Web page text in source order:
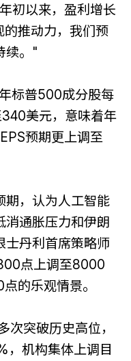
初以来，盈利增长
推动力，我们预
续。"
标普500成分股每
美元，意味着年
预期更上调至
期，认为人工智能
消通胀压力和伊朗
士丹利首席策略师
点上调至8000
的乐观情景。
突破历史高位，
，机构集体上调目